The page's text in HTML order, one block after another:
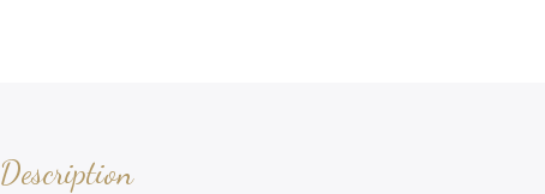
Description